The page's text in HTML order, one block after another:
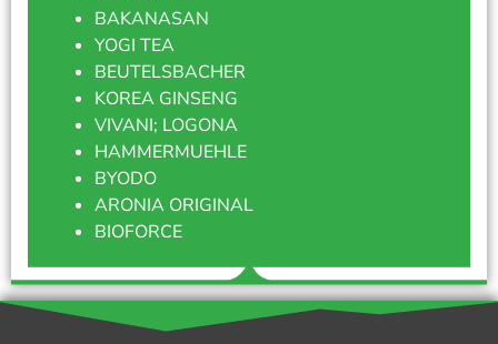
BAKANASAN
YOGI TEA
BEUTELSBACHER
KOREA GINSENG
VIVANI; LOGONA
HAMMERMUEHLE
BYODO
ARONIA ORIGINAL
BIOFORCE